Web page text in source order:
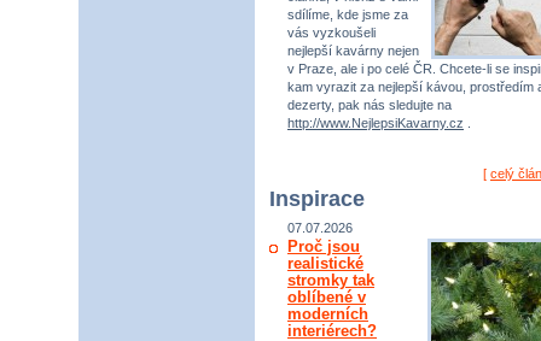
sdílíme, kde jsme za
vás vyzkoušeli
nejlepší kavárny nejen
v Praze, ale i po celé ČR. Chcete-li se
kam vyrazit za nejlepší kávou, prostředím
dezerty, pak nás sledujte na
http://www.NejlepsiKavarny.cz
[ celý
Inspirace
07.07.2026
Proč jsou
realistické
stromky tak
oblíbené v
moderních
interiérech?